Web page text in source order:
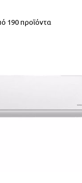
190προϊόντα